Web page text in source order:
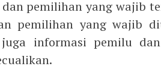
pemilihan yang wajib
pemilihan yang wajib
informasi pemilu